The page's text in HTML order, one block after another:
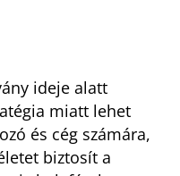
ideje alatt
miatt lehet
és cég számára,
biztosít a